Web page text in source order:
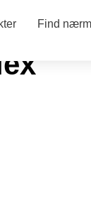
Find